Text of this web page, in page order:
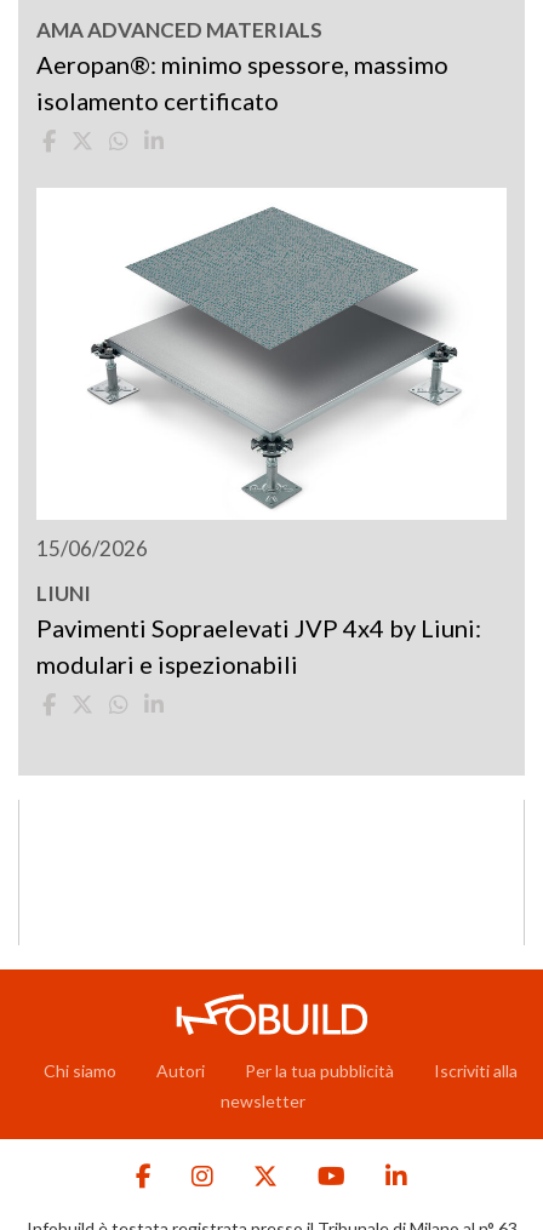
AMA ADVANCED MATERIALS
Aeropan®: minimo spessore, massimo
isolamento certificato
15/06/2026
LIUNI
Pavimenti Sopraelevati JVP 4x4 by Liuni:
modulari e ispezionabili
Chi siamo Autori Per la tua pubblicità
Iscriviti alla
newsletter